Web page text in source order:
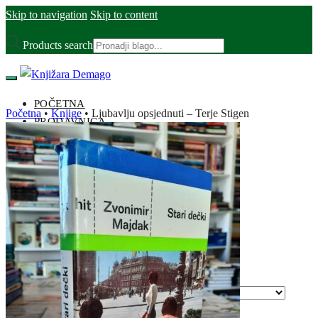
Skip to navigation Skip to content
Products search
POČETNA
PRODAVNICA
Opis stanja
NA AKCIJI
OTKUP
DOSTAVA
O NAMA
Blog
KONTAKT
Odaberite kategoriju
Početna • Knjige • Ljubavlju opsjednuti – Terje Stigen